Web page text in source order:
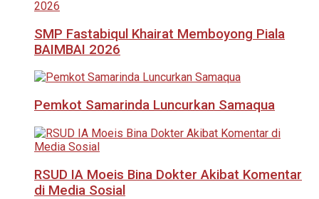
SMP Fastabiqul Khairat Memboyong Piala
BAIMBAI 2026
Pemkot Samarinda Luncurkan Samaqua
RSUD IA Moeis Bina Dokter Akibat Komentar
di Media Sosial